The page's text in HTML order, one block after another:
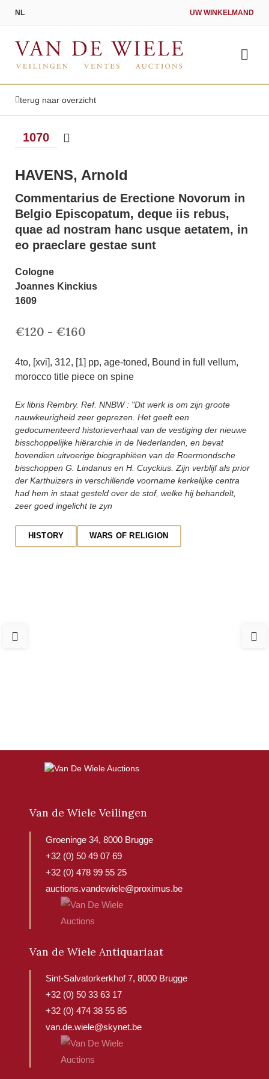
NL UW WINKELMAND
terug naar overzicht
HAVENS, Arnold
Commentarius de Erectione Novorum in
Belgio Episcopatum, deque iis rebus,
quae ad nostram hanc usque aetatem, in
eo praeclare gestae sunt
Cologne
Joannes Kinckius
1609
€120 - €160
4to, [xvi], 312, [1] pp, age-toned, Bound in full vellum,
morocco title piece on spine
Ex libris Rembry. Ref. NNBW : "Dit werk is om zijn groote
nauwkeurigheid zeer geprezen. Het geeft een
gedocumenteerd historieverhaal van de vestiging der nieuwe
bisschoppelijke hiërarchie in de Nederlanden, en bevat
bovendien uitvoerige biographiëen van de Roermondsche
bisschoppen G. Lindanus en H. Cuyckius. Zijn verblijf als prior
der Karthuizers in verschillende voorname kerkelijke centra
had hem in staat gesteld over de stof, welke hij behandelt,
zeer goed ingelicht te zyn
HISTORY WARS OF RELIGION
Van de Wiele Veilingen
Groeninge 34, 8000 Brugge
+32 (0) 50 49 07 69
+32 (0) 478 99 55 25
auctions.vandewiele@proximus.be
Van de Wiele Antiquariaat
Sint-Salvatorkerkhof 7, 8000 Brugge
+32 (0) 50 33 63 17
+32 (0) 474 38 55 85
van.de.wiele@skynet.be